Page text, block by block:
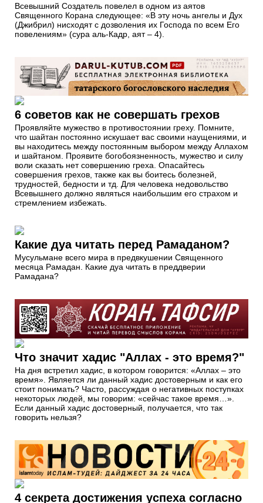
Всевышний Создатель повелел в одном из аятов
Священного Корана следующее: «В эту ночь ангелы и Дух
(Джибрил) нисходят с дозволения их Господа по всем Его
повелениям» (сура аль-Кадр, аят – 4).
6 советов как не совершать грехов
Проявляйте мужество в противостоянии греху. Помните,
что шайтан постоянно искушает вас своими наущениями, и
вы находитесь между постоянным выбором между Аллахом
и шайтаном. Проявите богобоязненность, мужество и силу
воли сказать нет совершению греха. Опасайтесь
совершения грехов, также как вы боитесь болезней,
трудностей, бедности и тд. Для человека недовольство
Всевышнего должно являться наибольшим его страхом и
стремлением избежать.
Какие дуа читать перед Рамаданом?
Мусульмане всего мира в предвкушении Священного
месяца Рамадан. Какие дуа читать в преддверии
Рамадана?
Что значит хадис "Аллах - это время?"
На дня встретил хадис, в котором говорится: «Аллах – это
время». Является ли данный хадис достоверным и как его
стоит понимать? Часто, рассуждая о негативных поступках
некоторых людей, мы говорим: «сейчас такое время…».
Если данный хадис достоверный, получается, что так
говорить нельзя?
4 секрета достижения успеха согласно